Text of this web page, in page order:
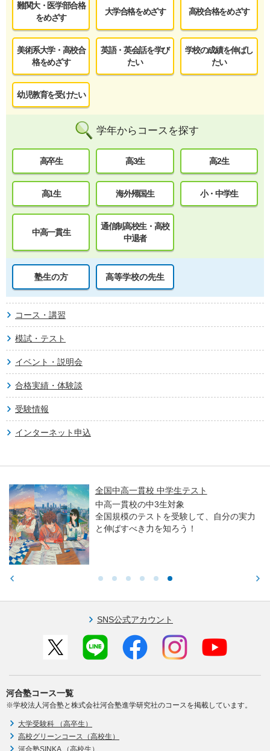
難関大・医学部合格
をめざす
大学合格をめざす 高校合格をめざす
美術系大学・高校合
格をめざす
英語・英会話を学び
たい
学校の成績を伸ばし
たい
幼児教育を受けたい
学年からコースを探す
高卒生 高3生 高2生
高1生 海外帰国生 小・中学生
中高一貫生
通信制高校生・高校
中退者
塾生の方 高等学校の先生
コース・講習
模試・テスト
イベント・説明会
合格実績・体験談
受験情報
インターネット申込
全国中高一貫校 中学生テスト
中高一貫校の中3生対象
全国規模のテストを受験して、自分の実力
と伸ばすべき力を知ろう！
SNS公式アカウント
河合塾コース一覧
※学校法人河合塾と株式会社河合塾進学研究社のコースを掲載しています。
大学受験科 （高卒生）
高校グリーンコース（高校生）
河合塾SINKA （高校生）